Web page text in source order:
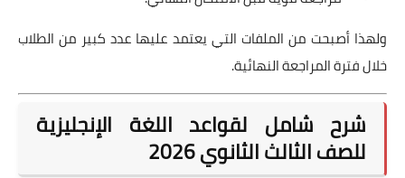
ولهذا أصبحت من الملفات التي يعتمد عليها عدد كبير من الطلاب
خلال فترة المراجعة النهائية.
شرح شامل لقواعد اللغة الإنجليزية
للصف الثالث الثانوي 2026